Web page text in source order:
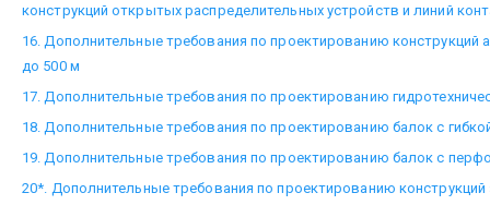
конструкций открытых распределительных устройств и линий
16. Дополнительные требования по проектированию конструкций
до 500 м
17. Дополнительные требования по проектированию
18. Дополнительные требования по проектированию балок с
19. Дополнительные требования по проектированию балок с
20*. Дополнительные требования по проектированию